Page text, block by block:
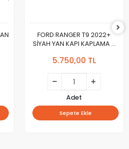
FORD RANGER T9 2022+
SİYAH YAN KAPI KAPLAMA 4
5.750,00 TL
Adet
Sepete Ekle